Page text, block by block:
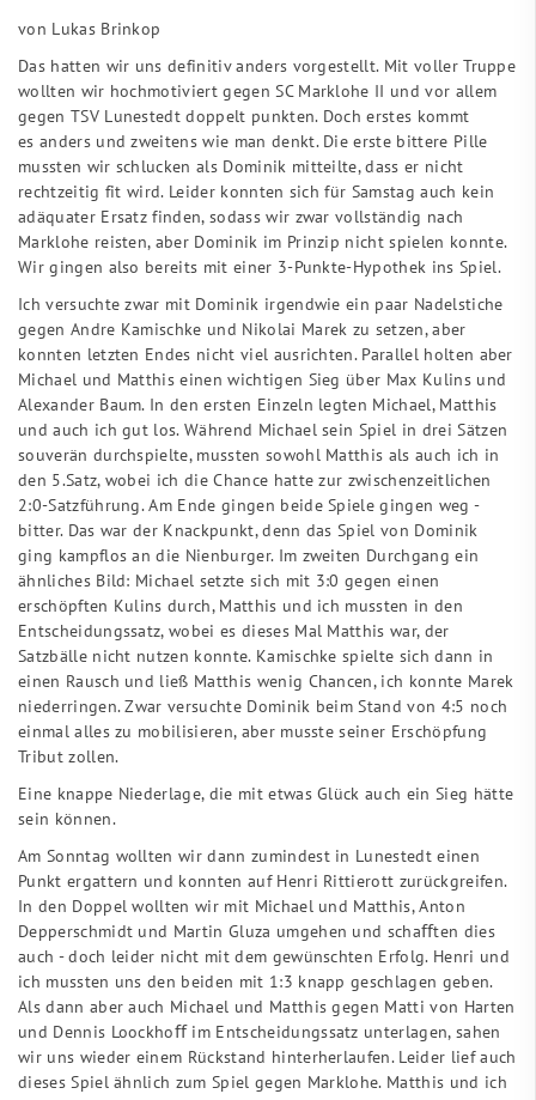
von Lukas Brinkop
Das hatten wir uns definitiv anders vorgestellt. Mit voller Truppe
wollten wir hochmotiviert gegen SC Marklohe II und vor allem
gegen TSV Lunestedt doppelt punkten. Doch erstes kommt
es anders und zweitens wie man denkt. Die erste bittere Pille
mussten wir schlucken als Dominik mitteilte, dass er nicht
rechtzeitig fit wird. Leider konnten sich für Samstag auch kein
adäquater Ersatz finden, sodass wir zwar vollständig nach
Marklohe reisten, aber Dominik im Prinzip nicht spielen konnte.
Wir gingen also bereits mit einer 3-Punkte-Hypothek ins Spiel.
Ich versuchte zwar mit Dominik irgendwie ein paar Nadelstiche
gegen Andre Kamischke und Nikolai Marek zu setzen, aber
konnten letzten Endes nicht viel ausrichten. Parallel holten aber
Michael und Matthis einen wichtigen Sieg über Max Kulins und
Alexander Baum. In den ersten Einzeln legten Michael, Matthis
und auch ich gut los. Während Michael sein Spiel in drei Sätzen
souverän durchspielte, mussten sowohl Matthis als auch ich in
den 5.Satz, wobei ich die Chance hatte zur zwischenzeitlichen
2:0-Satzführung. Am Ende gingen beide Spiele gingen weg -
bitter. Das war der Knackpunkt, denn das Spiel von Dominik
ging kampflos an die Nienburger. Im zweiten Durchgang ein
ähnliches Bild: Michael setzte sich mit 3:0 gegen einen
erschöpften Kulins durch, Matthis und ich mussten in den
Entscheidungssatz, wobei es dieses Mal Matthis war, der
Satzbälle nicht nutzen konnte. Kamischke spielte sich dann in
einen Rausch und ließ Matthis wenig Chancen, ich konnte Marek
niederringen. Zwar versuchte Dominik beim Stand von 4:5 noch
einmal alles zu mobilisieren, aber musste seiner Erschöpfung
Tribut zollen.
Eine knappe Niederlage, die mit etwas Glück auch ein Sieg hätte
sein können.
Am Sonntag wollten wir dann zumindest in Lunestedt einen
Punkt ergattern und konnten auf Henri Rittierott zurückgreifen.
In den Doppel wollten wir mit Michael und Matthis, Anton
Depperschmidt und Martin Gluza umgehen und schaﬀten dies
auch - doch leider nicht mit dem gewünschten Erfolg. Henri und
ich mussten uns den beiden mit 1:3 knapp geschlagen geben.
Als dann aber auch Michael und Matthis gegen Matti von Harten
und Dennis Loockhoﬀ im Entscheidungssatz unterlagen, sahen
wir uns wieder einem Rückstand hinterherlaufen. Leider lief auch
dieses Spiel ähnlich zum Spiel gegen Marklohe. Matthis und ich